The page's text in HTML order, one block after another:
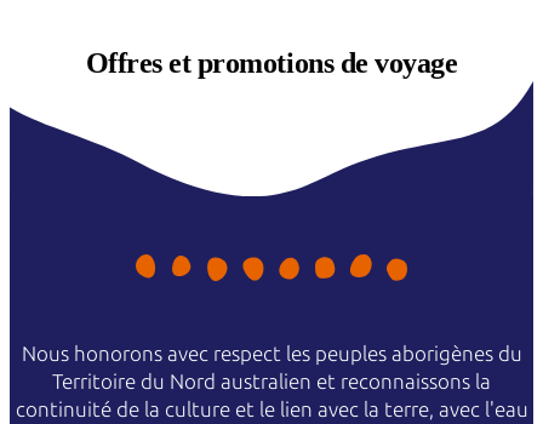
Offres etpromotions de voyage
Nous honorons avec respect les peuples aborigènes du
Territoire du Nord australien et reconnaissons la
continuité de la culture et le lien avec la terre, avec l'eau